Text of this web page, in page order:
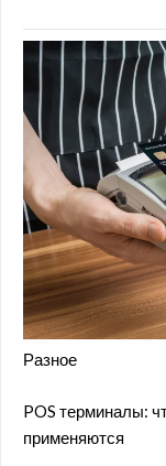
Разное
POS терминалы:
применяются